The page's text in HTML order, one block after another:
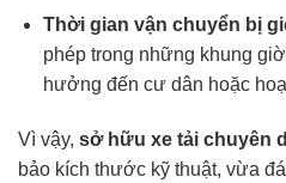
Thời gian vận chuyển bị
phép trong những khung
hưởng đến cư dân hoặc
Vì vậy, sở hữu xe tải chuyên
bảo kích thước kỹ thuật, vừa